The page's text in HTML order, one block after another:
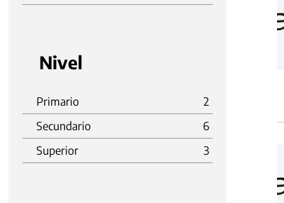
Nivel
Primario
2
Secundario
6
Superior
3